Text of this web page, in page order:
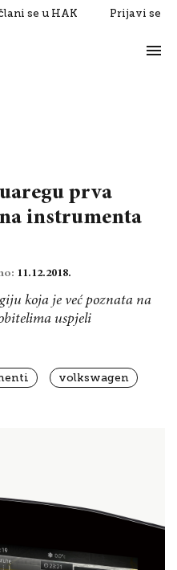
se u HAK Prijavi se
prva
instrumenta
11.12.2018.
koja je već poznata na
uspjeli
volkswagen